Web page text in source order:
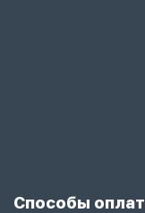
Способы